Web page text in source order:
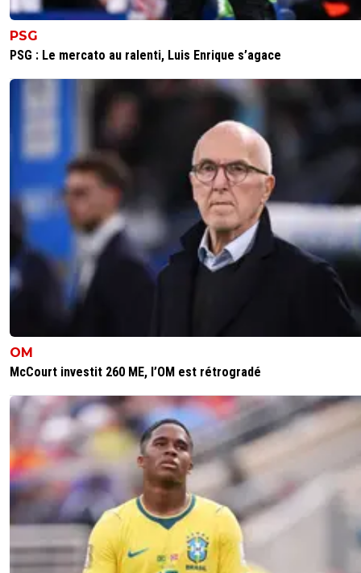
PSG
PSG : Le mercato au ralenti, Luis Enrique s’agace
OM
McCourt investit 260 ME, l’OM est rétrogradé